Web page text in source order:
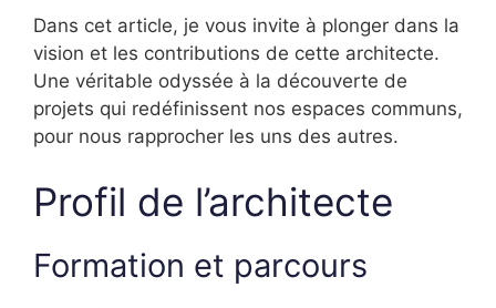
Dans cet article, je vous invite à plonger dans la
vision et les contributions de cette architecte.
Une véritable odyssée à la découverte de
projets qui redéfinissent nos espaces communs,
pour nous rapprocher les uns des autres.
Profil de l’architecte
Formation et parcours